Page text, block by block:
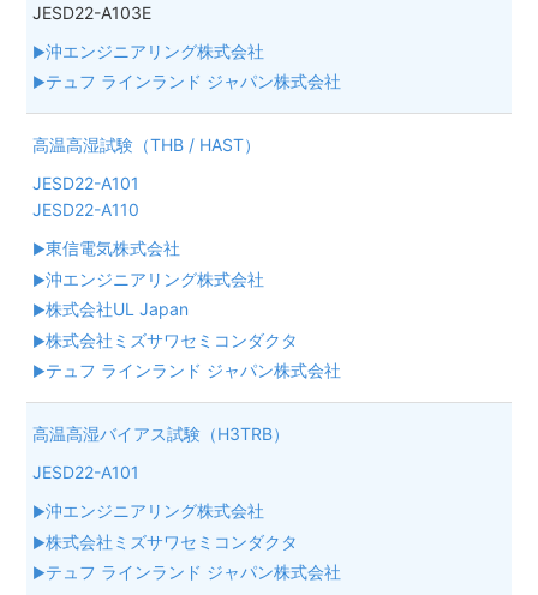
JESD22-A103E
沖エンジニアリング株式会社
テュフ ラインランド ジャパン株式会社
高温高湿試験（THB / HAST）
JESD22-A101
JESD22-A110
東信電気株式会社
沖エンジニアリング株式会社
株式会社UL Japan
株式会社ミズサワセミコンダクタ
テュフ ラインランド ジャパン株式会社
高温高湿バイアス試験（H3TRB）
JESD22-A101
沖エンジニアリング株式会社
株式会社ミズサワセミコンダクタ
テュフ ラインランド ジャパン株式会社